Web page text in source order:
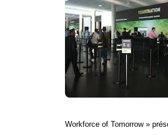
Workforce of Tomorrow »